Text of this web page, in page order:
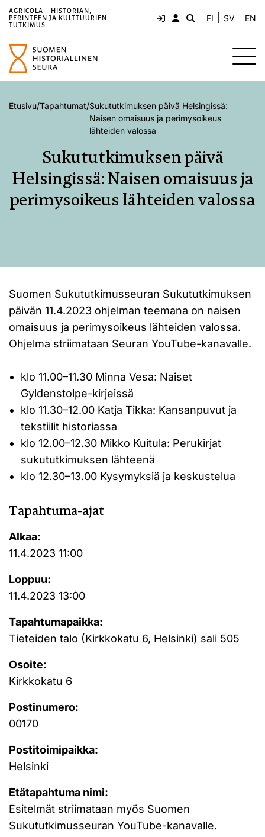
AGRICOLA – HISTORIAN,
PERINTEEN JA KULTTUURIEN
TUTKIMUS
FI SV EN
Etusivu/Tapahtumat/Sukututkimuksen päivä Helsingissä:
Naisen omaisuus ja perimysoikeus
lähteiden valossa
Sukututkimuksen päivä
Helsingissä: Naisen omaisuus ja
perimysoikeus lähteiden valossa
Suomen Sukututkimusseuran Sukututkimuksen
päivän 11.4.2023 ohjelman teemana on naisen
omaisuus ja perimysoikeus lähteiden valossa.
Ohjelma striimataan Seuran YouTube-kanavalle.
klo 11.00–11.30 Minna Vesa: Naiset
Gyldenstolpe-kirjeissä
klo 11.30–12.00 Katja Tikka: Kansanpuvut ja
tekstiilit historiassa
klo 12.00–12.30 Mikko Kuitula: Perukirjat
sukututkimuksen lähteenä
klo 12.30–13.00 Kysymyksiä ja keskustelua
Tapahtuma-ajat
Alkaa:
11.4.2023 11:00
Loppuu:
11.4.2023 13:00
Tapahtumapaikka:
Tieteiden talo (Kirkkokatu 6, Helsinki) sali 505
Osoite:
Kirkkokatu 6
Postinumero:
00170
Postitoimipaikka:
Helsinki
Etätapahtuma nimi:
Esitelmät striimataan myös Suomen
Sukututkimusseuran YouTube-kanavalle.